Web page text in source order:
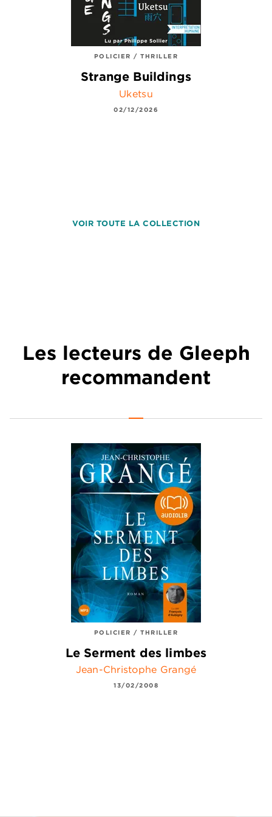
POLICIER / THRILLER
Strange Buildings
Uketsu
02/12/2026
VOIR TOUTE LA COLLECTION
Les lecteurs de Gleeph
recommandent
POLICIER / THRILLER
Le Serment des limbes
Jean-Christophe Grangé
13/02/2008